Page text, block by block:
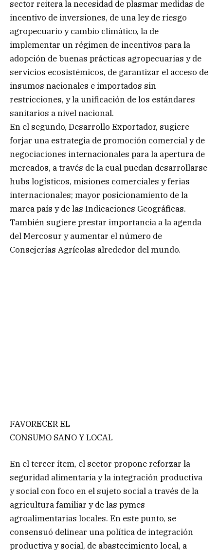
sector reitera la necesidad de plasmar medidas de
incentivo de inversiones, de una ley de riesgo
agropecuario y cambio climático, la de
implementar un régimen de incentivos para la
adopción de buenas prácticas agropecuarias y de
servicios ecosistémicos, de garantizar el acceso de
insumos nacionales e importados sin
restricciones, y la unificación de los estándares
sanitarios a nivel nacional.
En el segundo, Desarrollo Exportador, sugiere
forjar una estrategia de promoción comercial y de
negociaciones internacionales para la apertura de
mercados, a través de la cual puedan desarrollarse
hubs logísticos, misiones comerciales y ferias
internacionales; mayor posicionamiento de la
marca país y de las Indicaciones Geográficas.
También sugiere prestar importancia a la agenda
del Mercosur y aumentar el número de
Consejerías Agrícolas alrededor del mundo.
FAVORECER EL
CONSUMO SANO Y LOCAL
En el tercer ítem, el sector propone reforzar la
seguridad alimentaria y la integración productiva
y social con foco en el sujeto social a través de la
agricultura familiar y de las pymes
agroalimentarias locales. En este punto, se
consensuó delinear una política de integración
productiva y social, de abastecimiento local, a